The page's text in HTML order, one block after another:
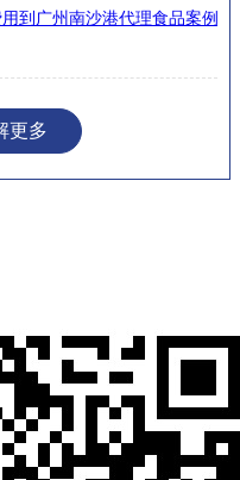
到广州南沙港代理食品案例
更多